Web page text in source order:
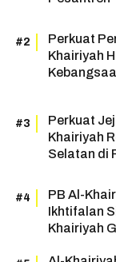
Perkuat
Khairiyah
Perkuat
Khairiyah
Selatan di
PB Al-
Ikhtifalan
Khairiyah